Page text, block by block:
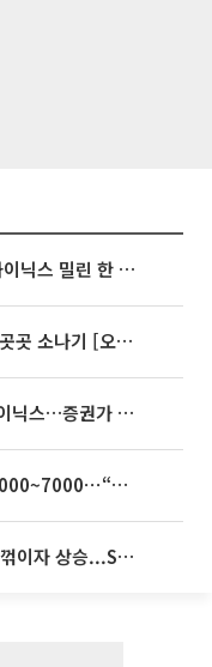
[베스트&워스트] 삼성전자·SK하이닉스 밀린 한 주…상상인증권은 85% 급등
35도 안팎 무더위 이어져…전국 곳곳 소나기 [오늘 날씨]
'불안과 기대 사이' 널뛰는 SK하이닉스…증권가 "HBM4·LTA 기반 펀터멘털 견고"
[주간증시전망] 다음주 코스피 6000~7000⋯“外人 수급은 정책이 변수”
뉴욕증시, 연준 금리인상 기대감 꺾이자 상승...S&P500 사상 최고치 [종합]